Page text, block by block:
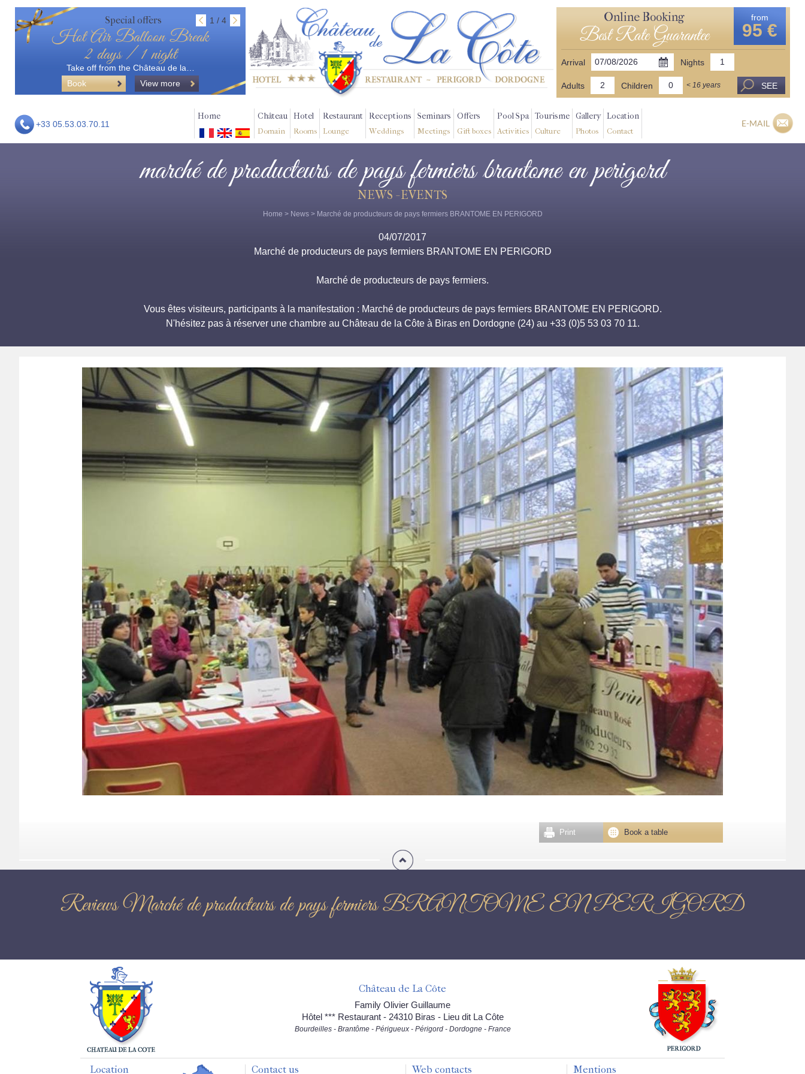
Special offers 1 / 4
Hot Air Balloon Break
2 days / 1 night
Take off from the Château de la…
Book
View more
Online Booking
Best Rate Guarantee
from
95 €
Arrival Nights
Adults Children < 16 years SEE
+33 05.53.03.70.11
Home Château
Domain
Hotel
Rooms
Restaurant
Lounge
Receptions
Weddings
Seminars
Meetings
Offers
Gift boxes
Pool Spa
Activities
Tourisme
Culture
Gallery
Photos
Location
Contact
E-MAIL
marché de producteurs de pays fermiers brantome en perigord
NEWS - EVENTS
Home > News> Marché de producteurs de pays fermiers BRANTOME EN PERIGORD
04/07/2017
Marché de producteurs de pays fermiers BRANTOME EN PERIGORD
Marché de producteurs de pays fermiers.
Vous êtes visiteurs, participants à la manifestation : Marché de producteurs de pays fermiers BRANTOME EN PERIGORD.
N'hésitez pas à réserver une chambre au Château de la Côte à Biras en Dordogne (24) au +33 (0)5 53 03 70 11.
Book a table
Print
Reviews Marché de producteurs de pays fermiers BRANTOME EN PERIGORD
Château de La Côte
Family Olivier Guillaume
Hôtel *** Restaurant - 24310 Biras - Lieu dit La Côte
Bourdeilles - Brantôme - Périgueux - Périgord - Dordogne - France
Location Contact us Web contacts Mentions